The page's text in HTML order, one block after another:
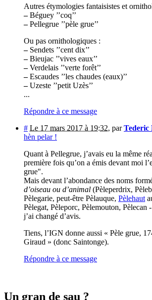
Autres étymologies fantaisistes et
–Béguey ’’coq’’
–Pellegrue ’’pèle grue’’
Ou pas ornithologiques :
–Sendets ’’cent dix’’
–Bieujac ’’vives eaux’’
–Verdelais ’’verte forêt’’
–Escaudes ’’les chaudes (eaux)’’
–Uzeste ’’petit Uzès’’
...
Répondre à ce message
# Le 17 mars 2017 à 19:32, parTederic
hèn pelar !
Quant à Pellegrue, j’avais eu la même
première fois qu’on a émis devant moi
grue".
Mais devant l’abondance des noms
d’oiseau ou d’animal (Pèleperdrix,
Pèlegarie, peut-être Pèlauque, Pèlehaut
Pèlegat, Pèleporc, Pèlemouton, Pèlecan
j’ai changé d’avis.
Tiens, l’IGN donne aussi « Pèle grue,
Giraud » (donc Saintonge).
Répondre à ce message
Un gran de sau ?